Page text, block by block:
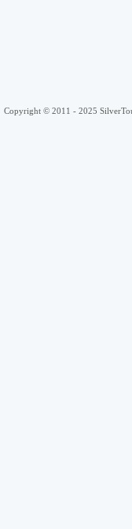
Copyright © 2011 - 2025